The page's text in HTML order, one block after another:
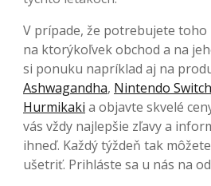
V prípade, že potrebujete
na ktorýkoľvek obchod a na
si ponuku napríklad aj na
Ashwagandha, Nintendo Switch
Hurmikaki a objavte skvelé
vás vždy najlepšie zľavy a
ihneď. Každý týždeň tak
ušetriť. Prihláste sa u nás na